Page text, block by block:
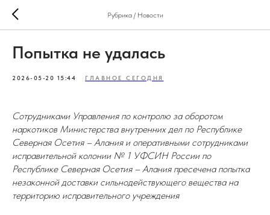
Рубрика / Новости
Попытка не удалась
2026-05-20 15:44 ГЛАВНОЕ СЕГОДНЯ
Сотрудниками Управления по контролю за оборотом
наркотиков Министерства внутренних дел по Республике
Северная Осетия – Алания и оперативными сотрудниками
исправительной колонии № 1 УФСИН России по
Республике Северная Осетия – Алания пресечена попытка
незаконной доставки сильнодействующего вещества на
территорию исправительного учреждения